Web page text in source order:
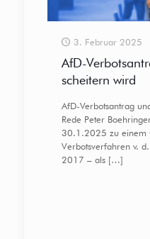
3. Februar 2025
AfD-
scheitern wird
AfD-Verbotsantrag
Rede Peter
30.1.2025 zu einem
Verbotsverfahren v.
2017 – als[…]